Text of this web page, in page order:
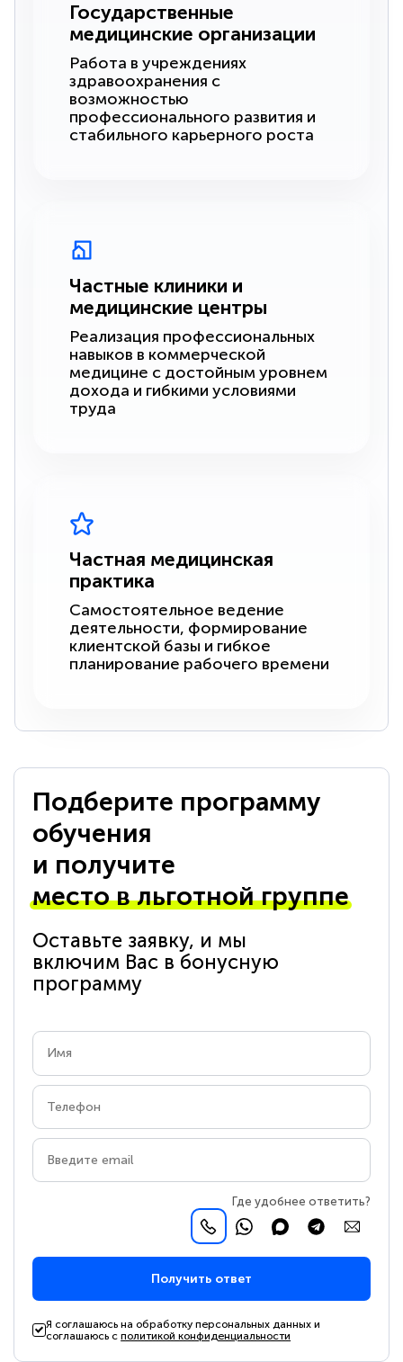
Государственные
медицинские организации
Работа в учреждениях
здравоохранения с
возможностью
профессионального развития и
стабильного карьерного роста
Частные клиники и
медицинские центры
Реализация профессиональных
навыков в коммерческой
медицине с достойным уровнем
дохода и гибкими условиями
труда
Частная медицинская
практика
Самостоятельное ведение
деятельности, формирование
клиентской базы и гибкое
планирование рабочего времени
Подберите программу
обучения
и получите
место в льготной группе
Оставьте заявку, и мы
включим Вас в бонусную
программу
Где удобнее ответить?
Получить ответ
Я соглашаюсь на обработку персональных данных и
соглашаюсь сполитикой конфиденциальности